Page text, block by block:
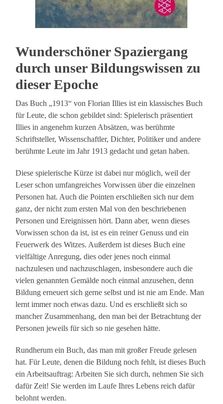
Wunderschöner Spaziergang
durch unser Bildungswissen zu
dieser Epoche
Das Buch „1913“ von Florian Illies ist ein klassisches Buch
für Leute, die schon gebildet sind: Spielerisch präsentiert
Illies in angenehm kurzen Absätzen, was berühmte
Schriftsteller, Wissenschaftler, Dichter, Politiker und andere
berühmte Leute im Jahr 1913 gedacht und getan haben.
Diese spielerische Kürze ist dabei nur möglich, weil der
Leser schon umfangreiches Vorwissen über die einzelnen
Personen hat. Auch die Pointen erschließen sich nur dem
ganz, der nicht zum ersten Mal von den beschriebenen
Personen und Ereignissen hört. Dann aber, wenn dieses
Vorwissen schon da ist, ist es ein reiner Genuss und ein
Feuerwerk des Witzes. Außerdem ist dieses Buch eine
vielfältige Anregung, dies oder jenes noch einmal
nachzulesen und nachzuschlagen, insbesondere auch die
vielen genannten Gemälde noch einmal anzusehen, denn
Bildung erneuert sich gerne selbst und ist nie am Ende. Man
lernt immer noch etwas dazu. Und es erschließt sich so
mancher Zusammenhang, den man bei der Betrachtung der
Personen jeweils für sich so nie gesehen hätte.
Rundherum ein Buch, das man mit großer Freude gelesen
hat. Für Leute, denen die Bildung noch fehlt, ist dieses Buch
ein Arbeitsauftrag: Arbeiten Sie sich durch, nehmen Sie sich
dafür Zeit! Sie werden im Laufe Ihres Lebens reich dafür
belohnt werden.